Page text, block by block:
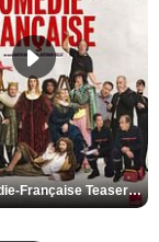
De la Comédie-Française Teaser VF